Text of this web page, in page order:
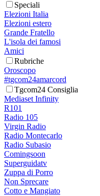
Speciali
Elezioni Italia
Elezioni estero
Grande Fratello
L'isola dei famosi
Amici
Rubriche
Oroscopo
#tgcom24amarcord
Tgcom24 Consiglia
Mediaset Infinity
R101
Radio 105
Virgin Radio
Radio Montecarlo
Radio Subasio
Comingsoon
Superguidatv
Zuppa di Porro
Non Sprecare
Cotto e Mangiato